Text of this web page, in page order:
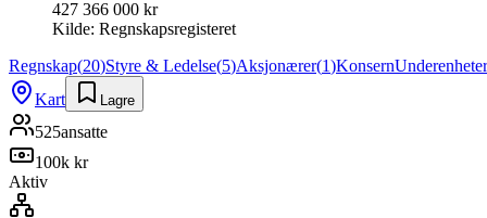
427 366 000 kr
Kilde: Regnskapsregisteret
Regnskap(20)Styre & Ledelse(5)Aksjonærer(1)KonsernUnderenheter
Kart
Lagre
525ansatte
100k kr
Aktiv